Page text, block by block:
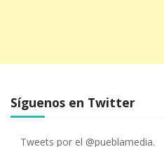
Síguenos en Twitter
Tweets por el @pueblamedia.